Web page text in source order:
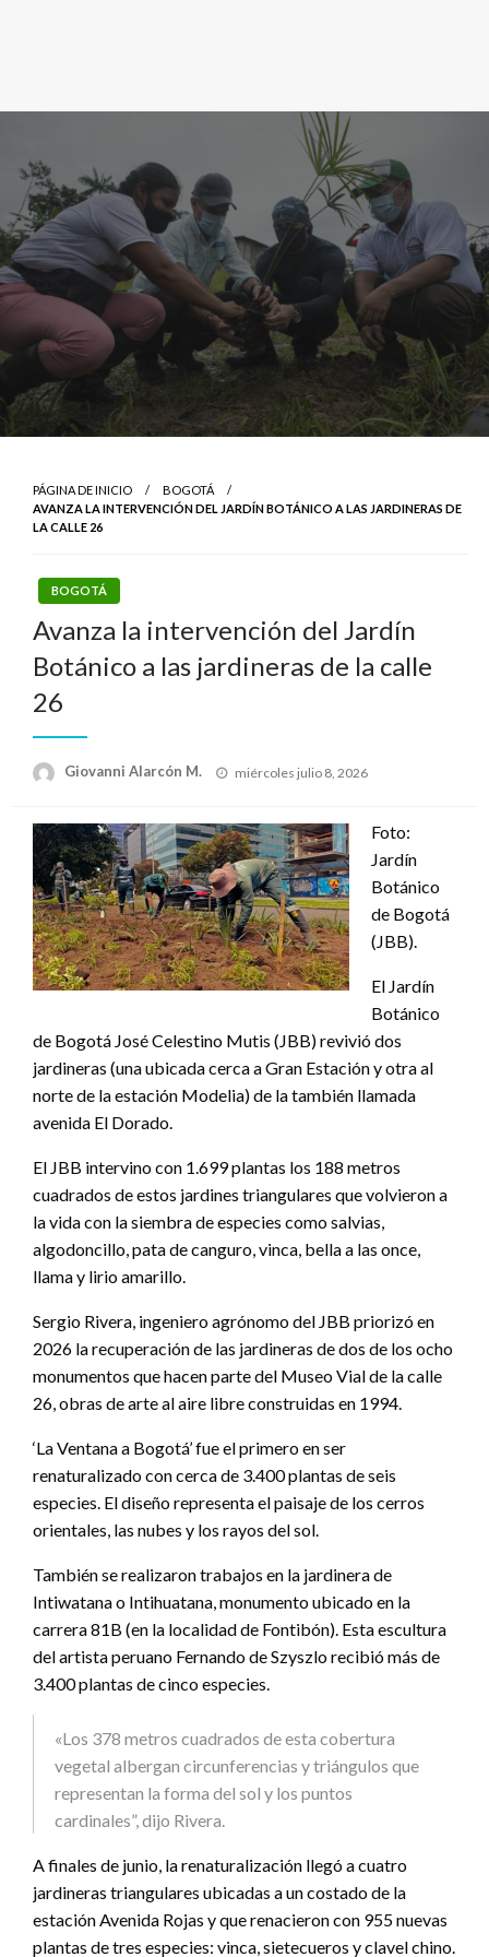
PÁGINA DE INICIO
BOGOTÁ
AVANZA LA INTERVENCIÓN DEL JARDÍN BOTÁNICO A LAS JARDINERAS DE
LA CALLE 26
BOGOTÁ
Avanza la intervención del Jardín
Botánico a las jardineras de la calle
26
Giovanni Alarcón M.
Publicado
miércoles julio 8, 2026
Foto:
Jardín
Botánico
de Bogotá
(JBB).
El Jardín
Botánico
de Bogotá José Celestino Mutis (JBB) revivió dos
jardineras (una ubicada cerca a Gran Estación y otra al
norte de la estación Modelia) de la también llamada
avenida El Dorado.
El JBB intervino con 1.699 plantas los 188 metros
cuadrados de estos jardines triangulares que volvieron a
la vida con la siembra de especies como salvias,
algodoncillo, pata de canguro, vinca, bella a las once,
llama y lirio amarillo.
Sergio Rivera, ingeniero agrónomo del JBB priorizó en
2026 la recuperación de las jardineras de dos de los ocho
monumentos que hacen parte del Museo Vial de la calle
26, obras de arte al aire libre construidas en 1994.
‘La Ventana a Bogotá’ fue el primero en ser
renaturalizado con cerca de 3.400 plantas de seis
especies. El diseño representa el paisaje de los cerros
orientales, las nubes y los rayos del sol.
También se realizaron trabajos en la jardinera de
Intiwatana o Intihuatana, monumento ubicado en la
carrera 81B (en la localidad de Fontibón). Esta escultura
del artista peruano Fernando de Szyszlo recibió más de
3.400 plantas de cinco especies.
«Los 378 metros cuadrados de esta cobertura
vegetal albergan circunferencias y triángulos que
representan la forma del sol y los puntos
cardinales”, dijo Rivera.
A finales de junio, la renaturalización llegó a cuatro
jardineras triangulares ubicadas a un costado de la
estación Avenida Rojas y que renacieron con 955 nuevas
plantas de tres especies: vinca, sietecueros y clavel chino.